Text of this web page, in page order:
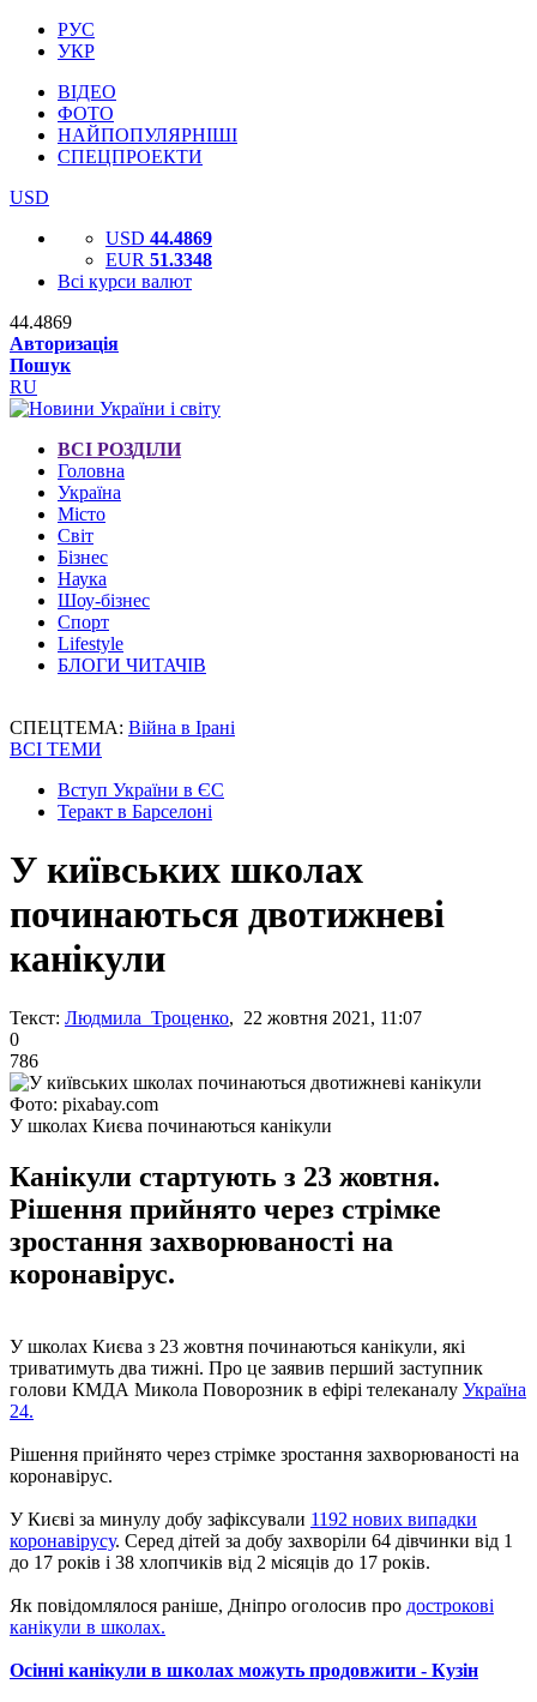
РУС
УКР
ВІДЕО
ФОТО
НАЙПОПУЛЯРНІШІ
СПЕЦПРОЕКТИ
USD
USD 44.4869
EUR 51.3348
Всі курси валют
44.4869
Авторизація
Пошук
RU
ВСІ РОЗДІЛИ
Головна
Україна
Місто
Світ
Бізнес
Наука
Шоу-бізнес
Спорт
Lifestyle
БЛОГИ ЧИТАЧІВ
СПЕЦТЕМА: Війна в Ірані
ВСІ ТЕМИ
Вступ України в ЄС
Теракт в Барселоні
У київських школах
починаються двотижневі
канікули
Текст: Людмила Троценко, 22 жовтня 2021, 11:07
0
786
Фото: pixabay.com
У школах Києва починаються канікули
Канікули стартують з 23 жовтня.
Рішення прийнято через стрімке
зростання захворюваності на
коронавірус.
У школах Києва з 23 жовтня починаються канікули, які
триватимуть два тижні. Про це заявив перший заступник
голови КМДА Микола Поворозник в ефірі телеканалу Україна
24.
Рішення прийнято через стрімке зростання захворюваності на
коронавірус.
У Києві за минулу добу зафіксували 1192 нових випадки
коронавірусу. Серед дітей за добу захворіли 64 дівчинки від 1
до 17 років і 38 хлопчиків від 2 місяців до 17 років.
Як повідомлялося раніше, Дніпро оголосив про дострокові
канікули в школах.
Осінні канікули в школах можуть продовжити - Кузін